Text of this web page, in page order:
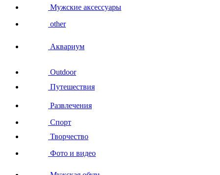
Мужские аксессуары
other
Аквариум
Outdoor
Путешествия
Развлечения
Спорт
Творчество
Фото и видео